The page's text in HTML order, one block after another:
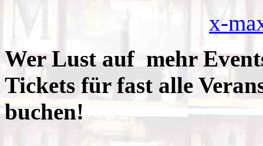
x-
Wer Lust auf mehr
Tickets für fast alle
buchen!